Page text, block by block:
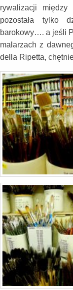
rywalizacji
pozostała tylko
barokowy…. a jeśli
malarzach z
della Ripetta,